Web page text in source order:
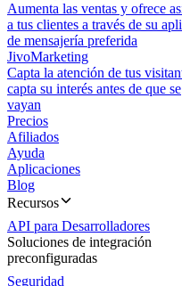
Aumenta las ventas y ofrece
a tus clientes a través de su
de mensajería preferida
JivoMarketing
Capta la atención de tus
capta su interés antes de que se
vayan
Precios
Afiliados
Ayuda
Aplicaciones
Blog
Recursos
API para Desarrolladores
Soluciones de integración
preconfiguradas
Seguridad